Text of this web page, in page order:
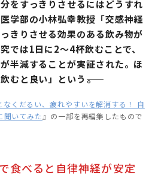
をすっきりさせるにはどうすれ
学部の小林弘幸教授「交感神経
きりさせる効果のある飲み物が
では1日に2～4杯飲むことで、
半減することが実証された。ほ
むと良い」という――。
なくだるい、疲れやすいを解消する！ 自
聞いてみた 』の一部を再編集したもので
食べると自律神経が安定